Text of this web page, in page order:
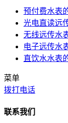
预付费水表
光电直读远
无线远传水
电子远传水
直饮水水表
菜单
拨打电话
联系我们